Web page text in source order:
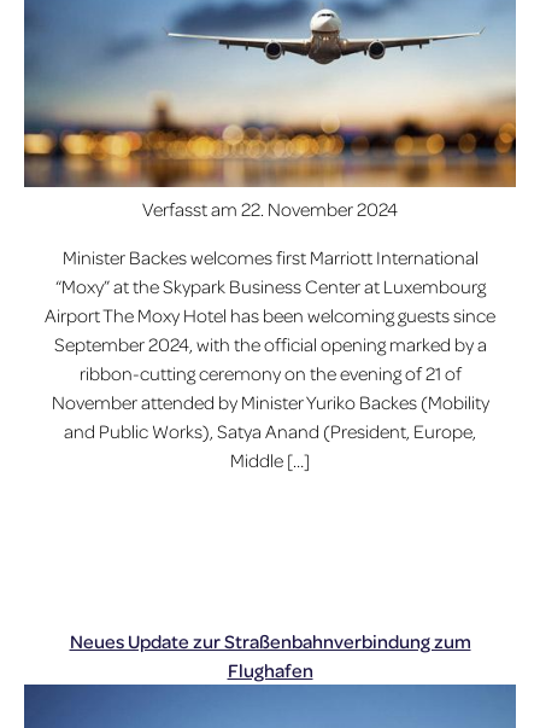
Verfasst am 22. November 2024
Minister Backes welcomes first Marriott International
“Moxy” at the Skypark Business Center at Luxembourg
Airport The Moxy Hotel has been welcoming guests since
September 2024, with the official opening marked by a
ribbon-cutting ceremony on the evening of 21 of
November attended by Minister Yuriko Backes (Mobility
and Public Works), Satya Anand (President, Europe,
Middle […]
Neues Update zur Straßenbahnverbindung zum
Flughafen